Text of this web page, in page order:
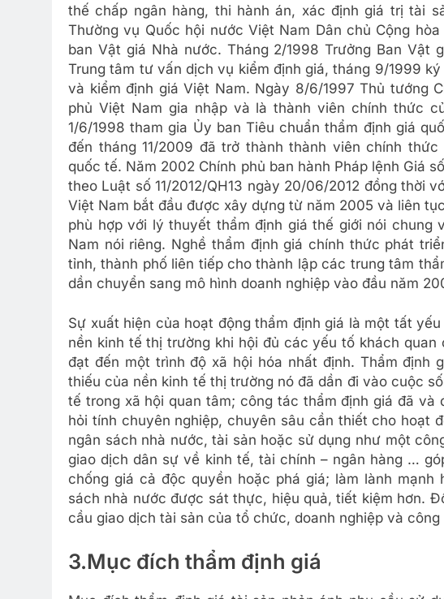
thế chấp ngân hàng, thi hành án, xác định giá trị tài
Thường vụ Quốc hội nước Việt Nam Dân chủ Cộng
ban Vật giá Nhà nước. Tháng 2/1998 Trưởng Ban Vật
Trung tâm tư vấn dịch vụ kiểm định giá, tháng 9/1999
và kiểm định giá Việt Nam. Ngày 8/6/1997 Thủ tướng
phủ Việt Nam gia nhập và là thành viên chính thức
1/6/1998 tham gia Ủy ban Tiêu chuẩn thẩm định giá
đến tháng 11/2009 đã trở thành thành viên chính
quốc tế. Năm 2002 Chính phủ ban hành Pháp lệnh Giá
​theo Luật số 11/2012/QH13 ngày 20/06/2012 đồng thời
Việt Nam bắt đầu được xây dựng từ năm 2005 và liên
phù hợp với lý thuyết thẩm định giá thế giới nói
Nam nói riêng. Nghề thẩm định giá chính thức phát
tỉnh, thành phố liên tiếp cho thành lập các trung tâm
dần chuyển sang mô hình doanh nghiệp vào đầu năm
Sự xuất hiện của hoạt động thẩm định giá là một tất
nền kinh tế thị trường khi hội đủ các yếu tố khách quan
đạt đến một trình độ xã hội hóa nhất định. Thẩm định
thiếu của nền kinh tế thị trường nó đã dần đi vào cuộc
tế trong xã hội quan tâm; công tác thẩm định giá đã và
hỏi tính chuyên nghiệp, chuyên sâu cần thiết cho hoạt
ngân sách nhà nước, tài sản hoặc sử dụng như một
giao dịch dân sự về kinh tế, tài chính – ngân hàng …
chống giá cả độc quyền hoặc phá giá; làm lành
sách nhà nước được sát thực, hiệu quả, tiết kiệm hơn.
cầu giao dịch tài sản của tổ chức, doanh nghiệp và công
3.Mục đích thẩm định giá